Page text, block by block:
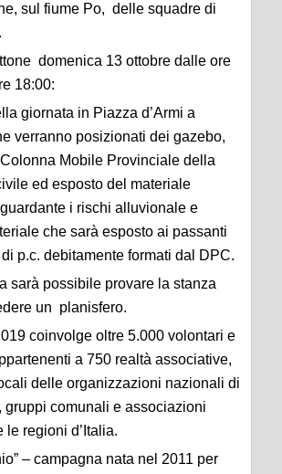
sul fiume Po, delle squadre di
domenica 13 ottobre dalle ore
18:00:
giornata in Piazza d’Armi a
verranno posizionati dei gazebo,
Mobile Provinciale della
ed esposto del materiale
i rischi alluvionale e
che sarà esposto ai passanti
p.c. debitamente formati dal DPC.
sarà possibile provare la stanza
un planisfero.
coinvolge oltre 5.000 volontari e
a 750 realtà associative,
delle organizzazioni nazionali di
gruppi comunali e associazioni
le regioni d’Italia.
– campagna nata nel 2011 per